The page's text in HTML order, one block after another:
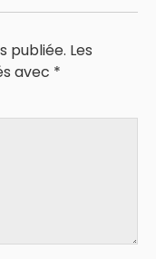
publiée. Les
avec *